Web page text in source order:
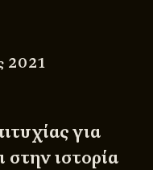
2021
για
στην ιστορία